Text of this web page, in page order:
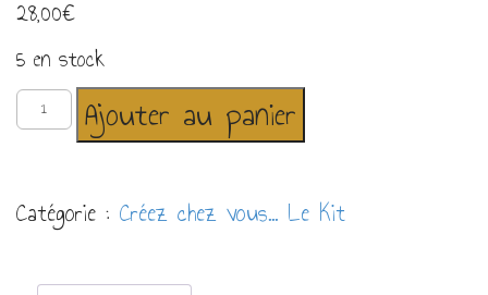
28,00€
5 en stock
quantité
de
enfant
Ajouter au panier
Catégorie : Créez chez vous... Le Kit